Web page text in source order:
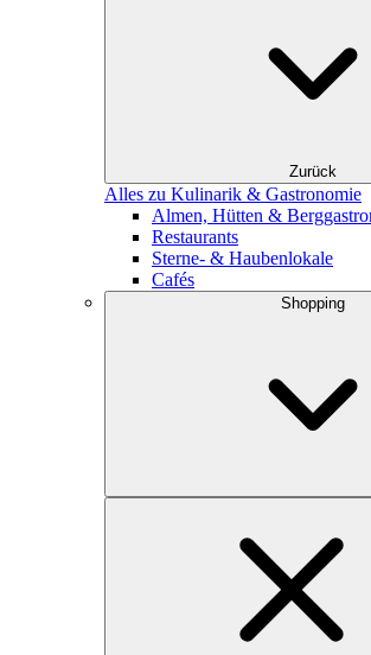
Zurück
Alles zu Kulinarik & Gastronomie
Almen, Hütten &
Restaurants
Sterne- & Haubenlokale
Cafés
Shopping